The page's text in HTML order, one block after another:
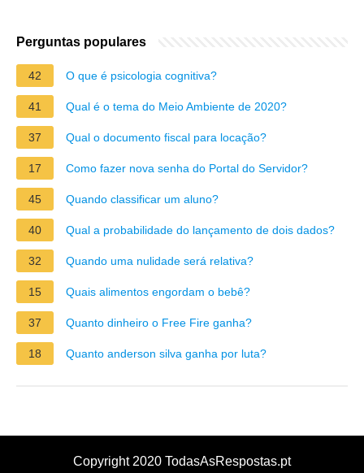
Perguntas populares
42 O que é psicologia cognitiva?
41 Qual é o tema do Meio Ambiente de 2020?
37 Qual o documento fiscal para locação?
17 Como fazer nova senha do Portal do Servidor?
45 Quando classificar um aluno?
40 Qual a probabilidade do lançamento de dois dados?
32 Quando uma nulidade será relativa?
15 Quais alimentos engordam o bebê?
37 Quanto dinheiro o Free Fire ganha?
18 Quanto anderson silva ganha por luta?
Copyright 2020 TodasAsRespostas.pt